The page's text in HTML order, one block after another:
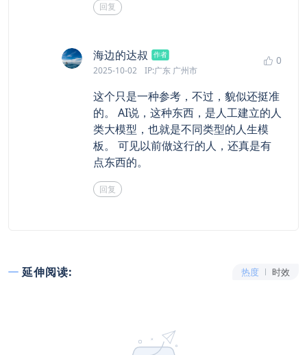
回复
0
海边的达叔says:
作者
2025-10-02 IP:广东 广州市
这个只是一种参考，不过，貌似还挺准
的。 AI说，这种东西，是人工建立的人
类大模型，也就是不同类型的人生模
板。 可见以前做这行的人，还真是有
点东西的。
回复
延伸阅读: 热度 时效